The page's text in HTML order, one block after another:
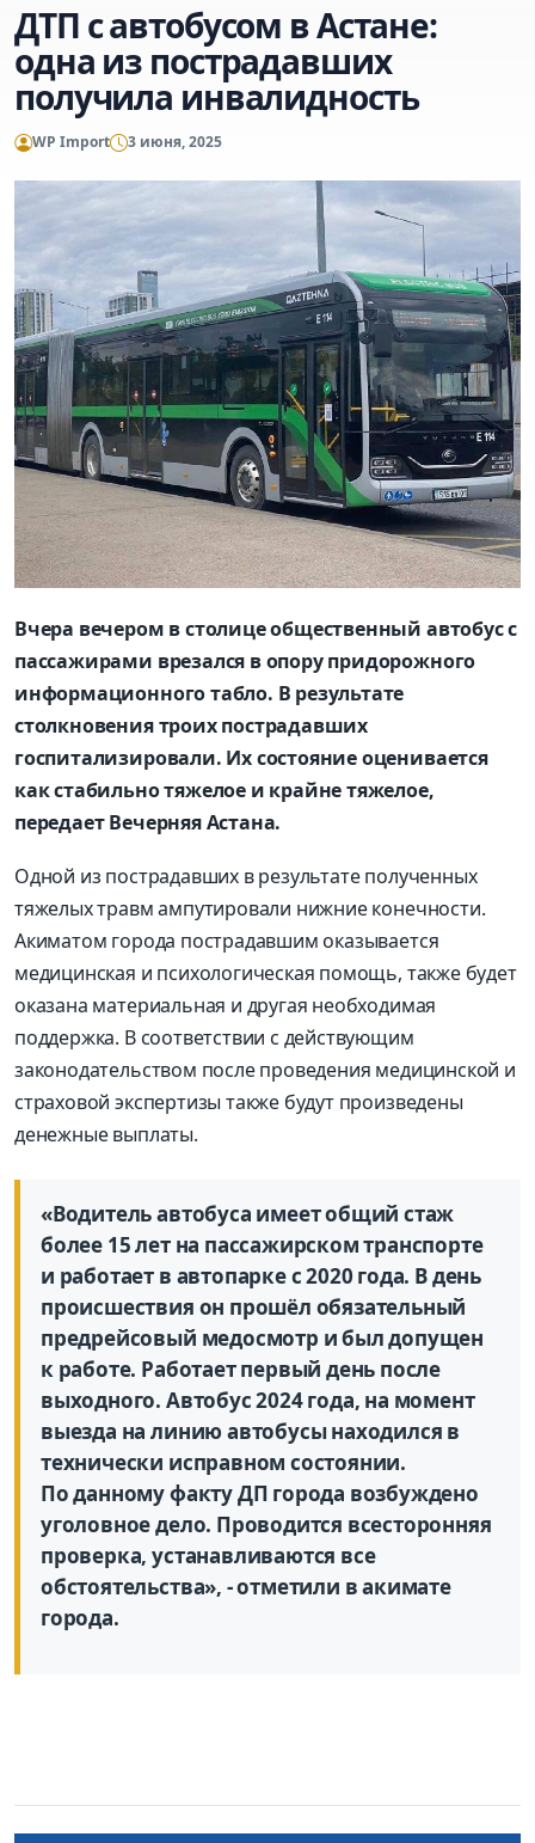
ДТП с автобусом в Астане:
одна из пострадавших
получила инвалидность
WP Import 3 июня, 2025
Вчера вечером в столице общественный автобус с
пассажирами врезался в опору придорожного
информационного табло. В результате
столкновения троих пострадавших
госпитализировали. Их состояние оценивается
как стабильно тяжелое и крайне тяжелое,
передает Вечерняя Астана.
Одной из пострадавших в результате полученных
тяжелых травм ампутировали нижние конечности.
Акиматом города пострадавшим оказывается
медицинская и психологическая помощь, также будет
оказана материальная и другая необходимая
поддержка. В соответствии с действующим
законодательством после проведения медицинской и
страховой экспертизы также будут произведены
денежные выплаты.
«Водитель автобуса имеет общий стаж
более 15 лет на пассажирском транспорте
и работает в автопарке с 2020 года. В день
происшествия он прошёл обязательный
предрейсовый медосмотр и был допущен
к работе. Работает первый день после
выходного. Автобус 2024 года, на момент
выезда на линию автобусы находился в
технически исправном состоянии.
По данному факту ДП города возбуждено
уголовное дело. Проводится всесторонняя
проверка, устанавливаются все
обстоятельства», - отметили в акимате
города.